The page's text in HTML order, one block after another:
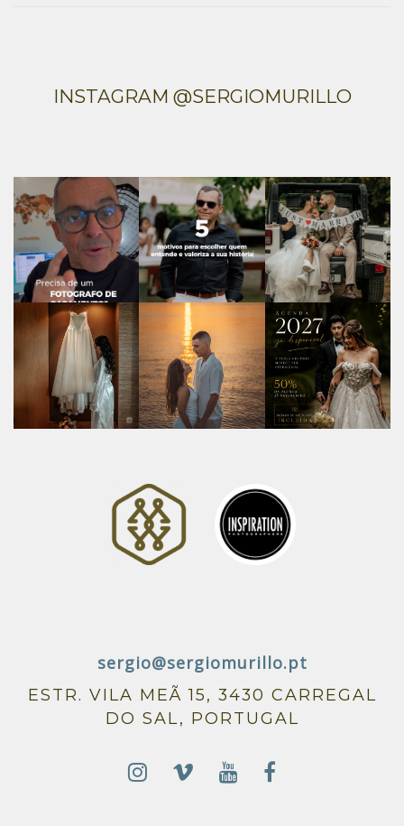
INSTAGRAM @SERGIOMURILLO
sergio@sergiomurillo.pt
ESTR. VILA MEÃ 15, 3430 CARREGAL
DO SAL, PORTUGAL